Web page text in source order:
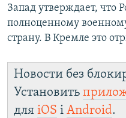
Запад утверждает, что
полноценному
страну. В Кремле это
Новости без
Установить
для iOS і Android.